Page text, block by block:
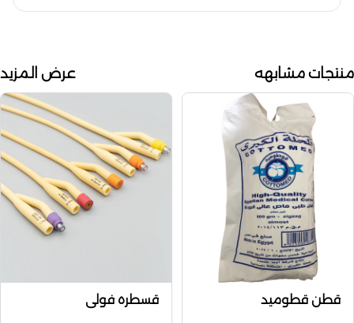
منتجات مشابهه عرض المزيد
قطن قطوميد قسطره فولى